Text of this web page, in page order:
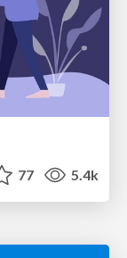
77 5.4k